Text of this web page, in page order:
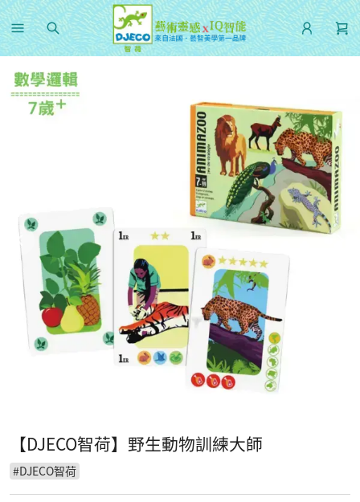
【DJECO智荷】野生動物訓練大師
#DJECO智荷